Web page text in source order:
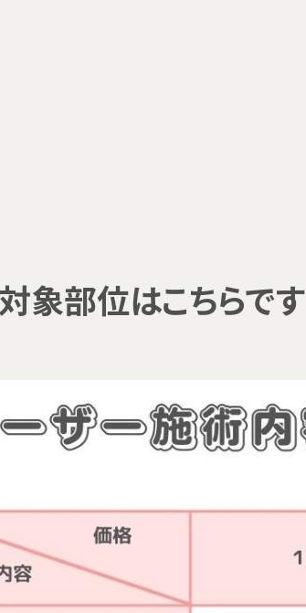
象部位はこちらです